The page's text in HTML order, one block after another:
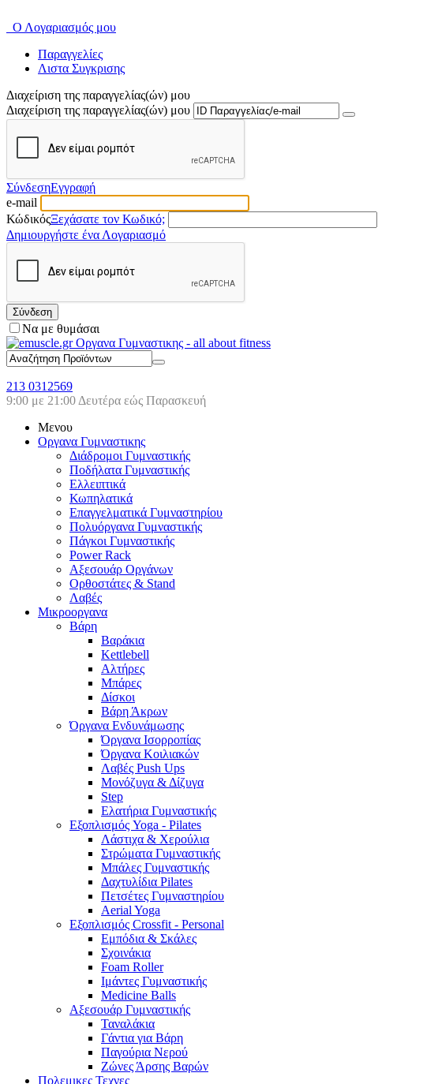
Ο Λογαριασμός μου
Παραγγελίες
Λιστα Συγκρισης
Διαχείριση της παραγγελίας(ών) μου
Διαχείριση της παραγγελίας(ών) μου
ΣύνδεσηΕγγραφή
e-mail
ΚώδικόςΞεχάσατε τον Κωδικό;
Δημιουργήστε ένα Λογαριασμό
Σύνδεση
Να με θυμάσαι
213 0312569
9:00 με 21:00 Δευτέρα εώς Παρασκευή
Μενου
Οργανα Γυμναστικης
Διάδρομοι Γυμναστικής
Ποδήλατα Γυμναστικής
Ελλειπτικά
Κωπηλατικά
Επαγγελματικά Γυμναστηρίου
Πολυόργανα Γυμναστικής
Πάγκοι Γυμναστικής
Power Rack
Αξεσουάρ Οργάνων
Ορθοστάτες & Stand
Λαβές
Μικροοργανα
Βάρη
Βαράκια
Kettlebell
Αλτήρες
Μπάρες
Δίσκοι
Βάρη Άκρων
Όργανα Ενδυνάμωσης
Όργανα Ισορροπίας
Όργανα Κοιλιακών
Λαβές Push Ups
Μονόζυγα & Δίζυγα
Step
Ελατήρια Γυμναστικής
Εξοπλισμός Yoga - Pilates
Λάστιχα & Χερούλια
Στρώματα Γυμναστικής
Μπάλες Γυμναστικής
Δαχτυλίδια Pilates
Πετσέτες Γυμναστηρίου
Aerial Yoga
Εξοπλισμός Crossfit - Personal
Εμπόδια & Σκάλες
Σχοινάκια
Foam Roller
Ιμάντες Γυμναστικής
Medicine Balls
Αξεσουάρ Γυμναστικής
Ταναλάκια
Γάντια για Βάρη
Παγούρια Νερού
Ζώνες Άρσης Βαρών
Πολεμικες Τεχνες